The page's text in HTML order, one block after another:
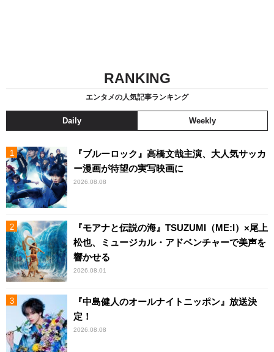
RANKING
エンタメの人気記事ランキング
Daily Weekly
『ブルーロック』高橋文哉主演、大人気サッカ
ー漫画が待望の実写映画に
2026.08.08
『モアナと伝説の海』TSUZUMI（ME:I）×尾上
松也、ミュージカル・アドベンチャーで美声を
響かせる
2026.08.01
『中島健人のオールナイトニッポン』放送決
定！
2026.08.08